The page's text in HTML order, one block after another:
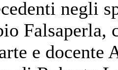
negli
Falsaperla,
e docente